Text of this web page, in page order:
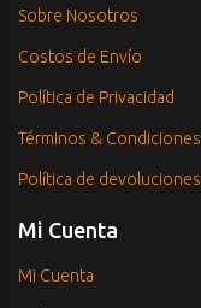
Sobre Nosotros
Costos de Envío
Política de Privacidad
Términos & Condiciones
Política de devoluciones
Mi Cuenta
Mi Cuenta